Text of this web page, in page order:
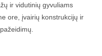
ir vidutinių gyvuliams
ore, įvairių konstrukcijų ir